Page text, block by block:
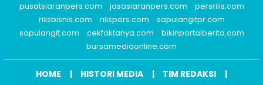
pusatsiaranpers.com
jasasiaranpers.com
persrilis.com
rilisbisnis.com
rilispers.com
sapulangitpr.com
sapulangit.com
cekfaktanya.com
bikinportalberita.com
bursamediaonline.com
HOME HISTORI MEDIA
TIM REDAKSI